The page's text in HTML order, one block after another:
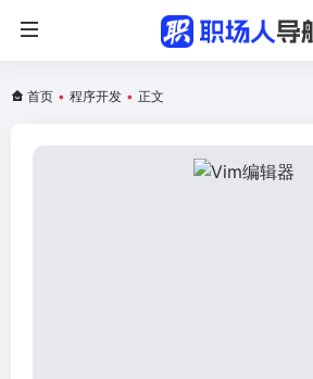
首页 • 程序开发 • 正文